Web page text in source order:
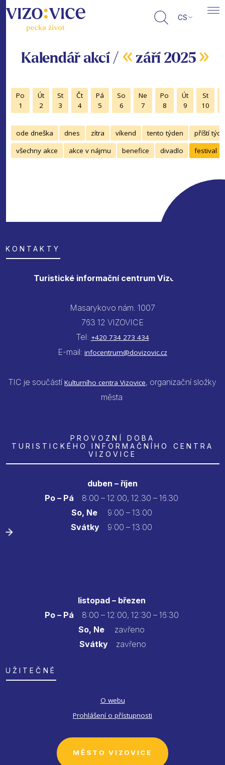
CS
Kalendář akcí / « září 2025 »
Po
1
Út
2
St
3
Čt
4
Pá
5
So
6
Ne
7
Po
8
Út
9
St
10
ode dneška dnes zítra víkend tento týden
příští
všechny akce
akce v nájmu benefice divadlo festival
KONTAKTY
Turistické informační centrum Vizovice
Masarykovo nám. 1007
763 12 VIZOVICE
Tel: +420 734 273 434
E-mail: infocentrum@dovizovic.cz
TIC je součástí Kulturního centra Vizovice, organizační složky
města
PROVOZNÍ DOBA
TURISTICKÉHO INFORMAČNÍHO CENTRA
VIZOVICE
duben – říjen
Po – Pá
8:00 – 12:00, 12.30 – 16.30
So, Ne9:00 – 13:00
Svátky 9:00 – 13:00
listopad – březen
Po – Pá 8:00 – 12:00, 12:30 – 16:30
So, Ne zavřeno
Svátkyzavřeno
UŽITEČNÉ
O webu
Prohlášení o přístupnosti
MĚSTO VIZOVICE